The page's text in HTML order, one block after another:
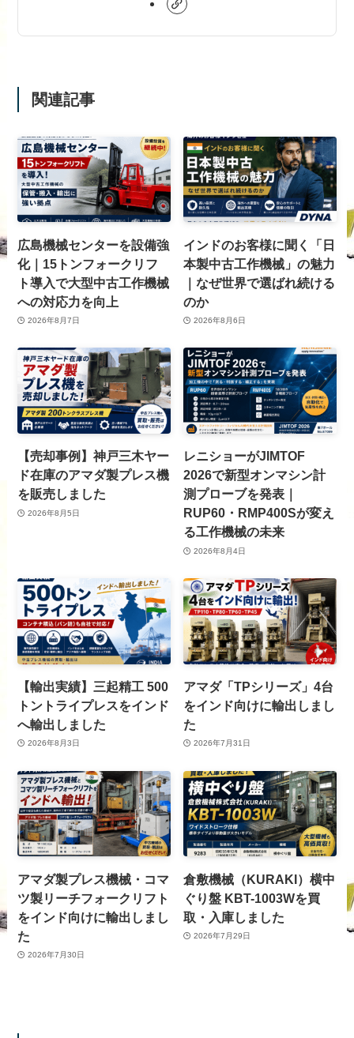
関連記事
広島機械センターを設備強
化｜15トンフォークリフ
ト導入で大型中古工作機械
への対応力を向上
2026年8月7日
インドのお客様に聞く「日
本製中古工作機械」の魅力
｜なぜ世界で選ばれ続ける
のか
2026年8月6日
【売却事例】神戸三木ヤー
ド在庫のアマダ製プレス機
を販売しました
2026年8月5日
レニショーがJIMTOF
2026で新型オンマシン計
測プローブを発表｜
RUP60・RMP400Sが変え
る工作機械の未来
2026年8月4日
【輸出実績】三起精工 500
トントライプレスをインド
へ輸出しました
2026年8月3日
アマダ「TPシリーズ」4台
をインド向けに輸出しまし
た
2026年7月31日
アマダ製プレス機械・コマ
ツ製リーチフォークリフト
をインド向けに輸出しまし
た
2026年7月30日
倉敷機械（KURAKI）横中
ぐり盤 KBT-1003Wを買
取・入庫しました
2026年7月29日